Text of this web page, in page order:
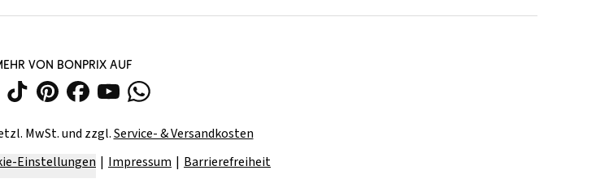
VON BONPRIX AUF
MwSt. und zzgl.Service- & Versandkosten
Einstellungen Impressum Barrierefreiheit